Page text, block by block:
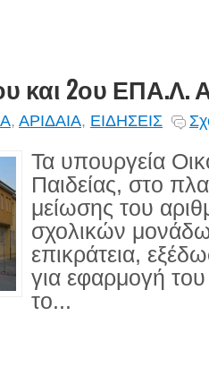
και 2ου ΕΠΑ.Λ.
, ΑΡΙΔΑΙΑ, ΕΙΔΗΣΕΙΣ
Τα υπουργεία
Παιδείας, στο
μείωσης του
σχολικών
επικράτεια,
για εφαρμογή
το...